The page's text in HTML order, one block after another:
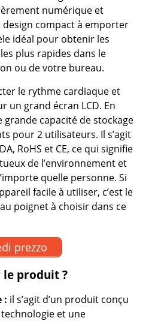
numérique et
compact à emporter
idéal pour obtenir les
plus rapides dans le
ou de votre bureau.
le rythme cardiaque et
un grand écran LCD. En
grande capacité de stockage
pour 2 utilisateurs. Il s’agit
RoHS et CE, ce qui signifie
de l’environnement et
quelle personne. Si
facile à utiliser, c’est le
poignet à choisir dans ce
prezzo
produit ?
: il s’agit d’un produit conçu
et une